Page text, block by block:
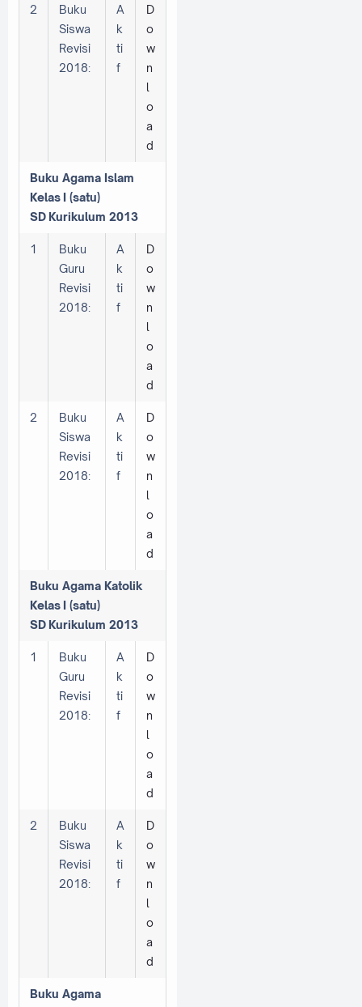
2
Buku
Siswa
Revisi
2018:
A
k
ti
f
D
o
w
n
l
o
a
d
Buku Agama Islam
Kelas I (satu)
SD Kurikulum 2013
1
Buku
Guru
Revisi
2018:
A
k
ti
f
D
o
w
n
l
o
a
d
2
Buku
Siswa
Revisi
2018:
A
k
ti
f
D
o
w
n
l
o
a
d
Buku Agama Katolik
Kelas I (satu)
SD Kurikulum 2013
1
Buku
Guru
Revisi
2018:
A
k
ti
f
D
o
w
n
l
o
a
d
2
Buku
Siswa
Revisi
2018:
A
k
ti
f
D
o
w
n
l
o
a
d
Buku Agama